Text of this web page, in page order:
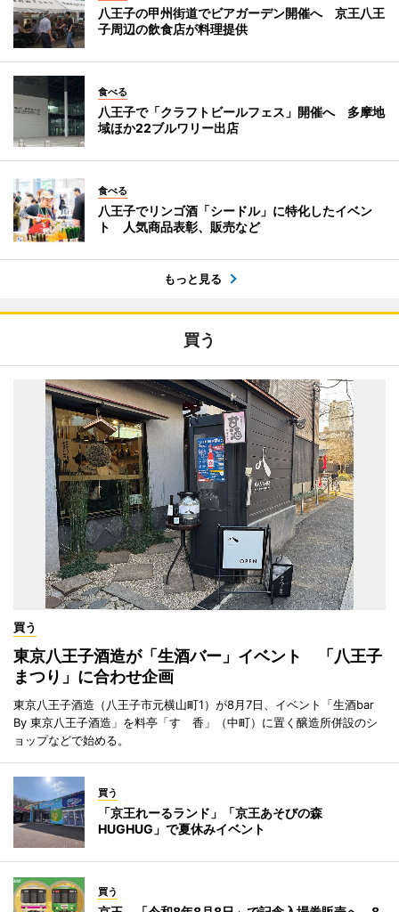
八王子の甲州街道でビアガーデン開催へ 京王八王
子周辺の飲食店が料理提供
食べる
八王子で「クラフトビールフェス」開催へ 多摩地
域ほか22ブルワリー出店
食べる
八王子でリンゴ酒「シードル」に特化したイベン
ト 人気商品表彰、販売など
もっと見る
買う
買う
東京八王子酒造が「生酒バー」イベント 「八王子
まつり」に合わせ企画
東京八王子酒造（八王子市元横山町1）が8月7日、イベント「生酒bar
By 東京八王子酒造」を料亭「すゞ香」（中町）に置く醸造所併設のシ
ョップなどで始める。
買う
「京王れーるランド」「京王あそびの森
HUGHUG」で夏休みイベント
買う